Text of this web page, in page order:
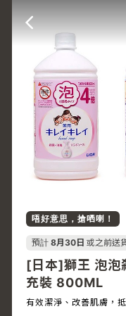
唔好意思，搶哂喇！
預計 8月30日 或之前送
[日本]獅王 泡泡
充裝 800ML
有效潔淨、改善肌膚，